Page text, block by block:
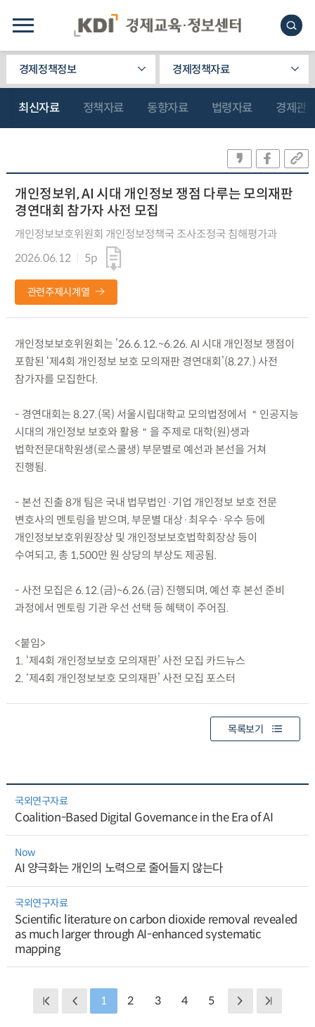
경제정책정보 경제정책자료
최신자료 정책자료 동향자료 법령자료 경제관
개인정보위, AI 시대 개인정보 쟁점 다루는 모의재판
경연대회 참가자 사전 모집
개인정보보호위원회 개인정보정책국 조사조정국 침해평가과
2026.06.12
5p
관련주제시계열
개인정보보호위원회는 ’26.6.12.~6.26. AI 시대 개인정보 쟁점이
포함된 ‘제4회 개인정보 보호 모의재판 경연대회’(8.27.) 사전
참가자를 모집한다.
- 경연대회는 8.27.(목) 서울시립대학교 모의법정에서 ＂인공지능
시대의 개인정보 보호와 활용＂을 주제로 대학(원)생과
법학전문대학원생(로스쿨생) 부문별로 예선과 본선을 거쳐
진행됨.
- 본선 진출 8개 팀은 국내 법무법인·기업 개인정보 보호 전문
변호사의 멘토링을 받으며, 부문별 대상·최우수·우수 등에
개인정보보호위원장상 및 개인정보보호법학회장상 등이
수여되고, 총 1,500만 원 상당의 부상도 제공됨.
- 사전 모집은 6.12.(금)~6.26.(금) 진행되며, 예선 후 본선 준비
과정에서 멘토링 기관 우선 선택 등 혜택이 주어짐.
<붙임>
1. ‘제4회 개인정보보호 모의재판’ 사전 모집 카드뉴스
2. ‘제4회 개인정보보호 모의재판’ 사전 모집 포스터
목록보기
국외연구자료
Coalition-Based Digital Governance in the Era of AI
Now
AI 양극화는 개인의 노력으로 줄어들지 않는다
국외연구자료
Scientific literature on carbon dioxide removal revealed
as much larger through AI-enhanced systematic
mapping
1 2 3 4 5